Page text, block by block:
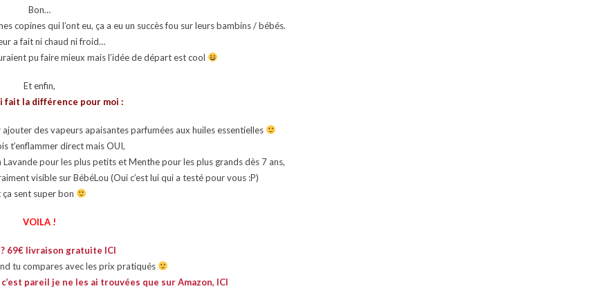
Bon…
copines qui l’ont eu, ça a eu un succès fou sur leurs bambins / bébés.
a fait ni chaud ni froid…
pu faire mieux mais l’idée de départ est cool
Et enfin,
fait la différence pour moi :
des vapeurs apaisantes parfumées aux huiles essentielles
t’enflammer direct mais OUI,
pour les plus petits et Menthe pour les plus grands dès 7 ans,
visible sur BébéLou (Oui c’est lui qui a testé pour vous :P)
ça sent super bon
VOILA !
69€ livraison gratuite ICI
tu compares avec les prix pratiqués
pareil je ne les ai trouvées que sur Amazon, ICI